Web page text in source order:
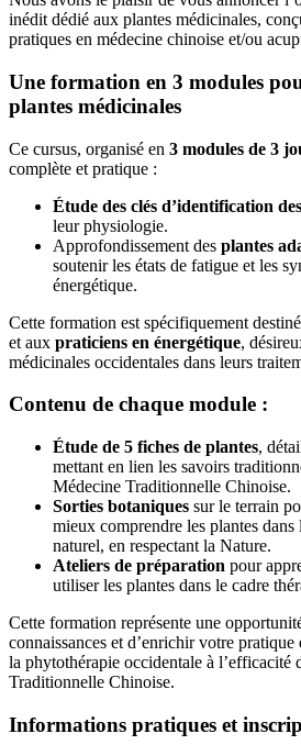
inédit dédié aux plantes médicinales,
pratiques en médecine chinoise et/ou
Une formation en 3 modules
plantes médicinales
Ce cursus, organisé en 3 modules de 3
complète et pratique :
Étude des clés d’identification des
leur physiologie.
Approfondissement des plantes
soutenir les états de fatigue et les
énergétique.
Cette formation est spécifiquement
et aux praticiens en énergétique,
médicinales occidentales dans leurs
Contenu de chaque module :
Étude de 5 fiches de plantes,
mettant en lien les savoirs
Médecine Traditionnelle Chinoise.
Sorties botaniques sur le terrain
mieux comprendre les plantes dans
naturel, en respectant la Nature.
Ateliers de préparation pour
utiliser les plantes dans le cadre
Cette formation représente une
connaissances et d’enrichir votre pratique
la phytothérapie occidentale à l’efficacité
Traditionnelle Chinoise.
Informations pratiques et